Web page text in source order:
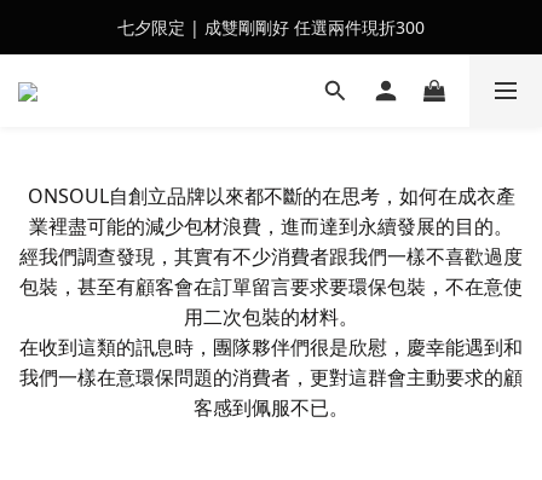
會員訂單滿$2500超取免運
七夕限定 | 成雙剛剛好 任選兩件現折300
會員訂單滿$2500超取免運
ONSOUL自創立品牌以來都不斷的在思考，如何在成衣產
業裡盡可能的減少包材浪費，進而達到永續發展的目的。
經我們調查發現，其實有不少消費者跟我們一樣不喜歡過度
包裝，甚至有顧客會在訂單留言要求要環保包裝，不在意使
用二次包裝的材料。
在收到這類的訊息時，團隊夥伴們很是欣慰，慶幸能遇到和
我們一樣在意環保問題的消費者，更對這群會主動要求的顧
客感到佩服不已。